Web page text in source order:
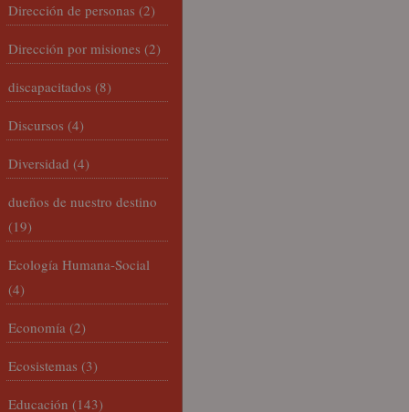
Dirección de personas (2)
Dirección por misiones (2)
discapacitados (8)
Discursos (4)
Diversidad (4)
dueños de nuestro destino
(19)
Ecología Humana-Social
(4)
Economía (2)
Ecosistemas (3)
Educación (143)